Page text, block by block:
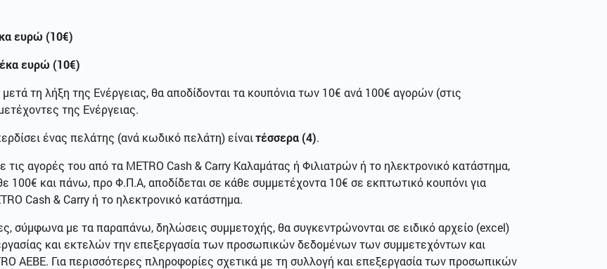
ευρώ (10€)
ευρώ (10€)
τη λήξη της Ενέργειας, θα αποδίδονται τα κουπόνια των 10€ ανά 100€ αγορών (στις
της Ενέργειας.
ένας πελάτης (ανά κωδικό πελάτη) είναιτέσσερα (4).
αγορές του από τα METRO Cash & Carry Καλαμάτας ή Φιλιατρών ή το ηλεκτρονικό κατάστημα,
100€ και πάνω, προ Φ.Π.Α, αποδίδεται σε κάθε συμμετέχοντα 10€ σε εκπτωτικό κουπόνι για
Cash & Carry ή το ηλεκτρονικό κατάστημα.
σύμφωνα με τα παραπάνω, δηλώσεις συμμετοχής, θα συγκεντρώνονται σε ειδικό αρχείο (excel)
και εκτελών την επεξεργασία των προσωπικών δεδομένων των συμμετεχόντων και
ΑΕΒΕ. Για περισσότερες πληροφορίες σχετικά με τη συλλογή και επεξεργασία των προσωπικών